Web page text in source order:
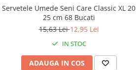
Servetele Umede Seni Care Classic XL 20
25 cm 68 Bucati
15,63 Lei12,95 Lei
IN STOC
ADAUGA IN COS